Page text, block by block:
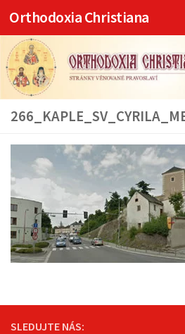
Skip to content
Orthodoxia Christiana
SLEDUJTE NÁS: